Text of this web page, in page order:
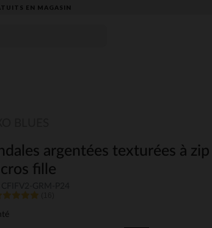
EN MAGASIN​
argentées texturées à
fille